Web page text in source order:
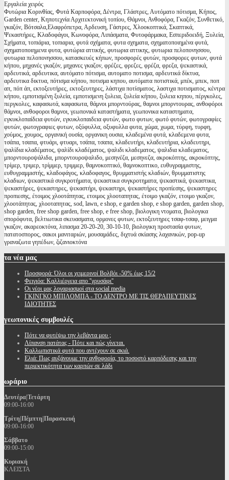
Εργαλεία χειρός
Φυτώρια Κορινθίας, Φυτά Καρποφόρα, Δέντρα, Γλάστρες, Αυτόματο πότισμα, Κήπος,
Garden center, Κηποτεχνία Αρχιτεκτονική τοπίου, Θάμνοι, Ανθοφόρα, Γκαζόν, Συνθετικό,
γκαζόν, Βότσαλα,Ελαφρόπετρα, Αρδευση, Γάστρες, Χλοοκοπτικά, Σκαπτικά,
Ψεκαστήρες, Κλαδοφάγοι, Κωνοφόρα, Λιπάσματα, Φυτοφάρμακα, Εσπεριδοειδή, Ξυλεία,
Σχήματα, τοπιάρια, τοπιαρια, φυτά σχήματα, φυτα σχηματα, σχηματοποιημένα φυτά,
σχηματοποιημενα φυτα, φυτώρια αττικής, φυτωρια αττικης, φυτωρια πελοπονησσου,
φυτωρια πελοπονησσου, κατασκευές κήπων, προσφορές φυτών, προσφορες φυτων, φυτά
κήπου, μηχανές γκαζόν, μηχανες γκαζον, φρέζες, φρεζες, φρέζα, φρεζα, ψεκαστικά,
αρδευτικά, αρδευτικα, αυτόματο πότισμα, αυτοματο ποτισμα, αρδευτικά δίκτυα,
αρδευτικα δικτυα, πότισμα κήπου, ποτισμα κηπου, αυτόματα ποτιστικά, μπέκ, μπεκ, ποπ
απ, πόπ άπ, εκτοξευτήρες, εκτοξευτηρες, λάστιχα ποτίσματος, λαστιχα ποτισματος, κέντρα
κήπου, εμποτισμένη ξυλεία, εμποτισμενη ξυλεια, ξυλεία κήπου, ξυλεια κηπου, πέργκολες,
περγκολες, καφασωτά, καφασωτα, θάμνοι μπορντούρας, θαμνοι μπορντουρας, ανθοφόροι
θάμνοι, ανθοφοροι θαμνοι, γεωπονικά καταστήματα, γεωπονικα καταστηματα,
εγκυκλοπαίδεια φυτών, εγκυκλοπαιδεια φυτών, φωτο φυτων, φωτό φυτών, φωτογραφίες
φυτών, φωτογραφιες φυτων, οξύφυλλα, οξυφυλλα φυτα, χώμα, χωμα, τύρφη, τυρφη,
χούμος, χουμος, οργανική ουσία, οργανικη ουσια, κλαδεμένα φυτά, κλαδεμενα φυτα,
τσάπα, τσαπα, φτυάρι, φτυαρι, τσάπα, τσαπα, κλαδευτήρι, κλαδευτήρια, κλαδευτηρι,
ψαλίδια κλαδέματος, ψαλίδι κλαδέματος, ψαλιδι κλαδεματος, ψαλιδια κλαδεματος,
μπορντουροψάλιδα, μπορντουροψαλιδο, μεσηνέζα, μεσηνεζα, ακροκόπτης, ακροκόπτης,
τρίμερ, τριμερ, τρίμμερ, τριμμερ, θαμνοκοπτικό, θαμνοκοπτικο, ευθυγραμμιστης,
ευθυγραμμιστής, κλαδοφάγος, κλαδοφαγος, θρυμματιστής κλαδιών, θρυμματιστης
κλαδιων, ψεκαστικά συγκροτήματα, ψεκαστικα συγκροτηματα, ψεκαστικά, ψεκαστικα,
ψεκαστήρες, ψεκαστηρες, ψεκαστήρι, ψεκαστηρι, ψεκαστήρες προπίεσης, ψεκαστηρες
προπιεσης, έτοιμος χλοοτάπητας, ετοιμος χλοοταπητας, έτοιμο γκαζόν, ετοιμο γκαζον,
χλοοτάπητας, χλοοταπητας, sod, lawn, e shop, e garden shop, e shop garden, garden shop,
shop garden, free shop garden, free shop, e free shop, βιολογικη ντοματα, βιολογικα
σπορόφυτα, βελτιωτικα σκευασματα, ορμονες φυτων, εκτοξευτηρες τσαφ-τσαφ, μειγμα
γκαζον, ακαρεοκτόνα, λιπασμα 20-20-20, 30-10-10, βιολογικη προστασία φυτων,
πατατοσπορος, σακοι μανιταριών, μουσαμάδες, διχτυά σκίασης λαχανικών, pop-up
γραναζωτα γηπέδων, ζιζανιοκτόνα
τα νέα μας
Προσφορά: Όλοι οι χειμερινοί Βολβόι -50% έως 15/2
Φειγιόα: Καλλιέργεια απο ''χρυσάφι''
Oι νέοι μας λογαριασμοί στα social media
ΓΚΙΝΓΚΟ ΜΠΙΛΟΜΠΑ - ΤΟ ΔΕΝΤΡΟ ΜΕ ΤΙΣ ΘΕΡΑΠΕΥΤΙΚΕΣ
ΙΔΙΟΤΗΤΕΣ
γεωπονικές συμβουλές
Πότε να φυτέψω την λεβάντα μου ;
Λίπανση πατάτας - Πότε και πώς γίνεται.
Καλλωπιστικά φυτά που αντέχουν σε σκιά.
Ελιά: Πως αυξάνουμε την ανθοφορία, το ποσοστό καρπόδεσης και την
περιεκτικότητα των καρπών σε λάδι
ωράριο
Δευτέρα|Τετάρτη
09:00-16:00
Τρίτη|Πέμπτη|Παρασκευή
09:00-16:00
Σάββατο
09:00-15:00
Κυριακή
ΚΛΕΙΣΤΑ